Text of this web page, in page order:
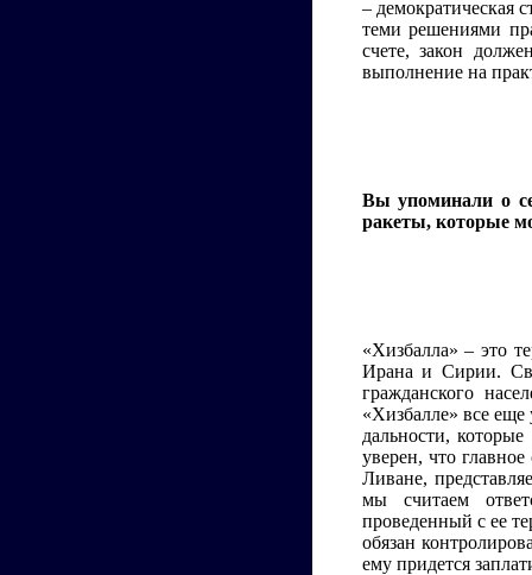
– демократическая
теми решениями
счете, закон
выполнение на
Вы упоминали о
ракеты, которые
«Хизбалла» – это
Ирана и Сирии.
гражданского
«Хизбалле» все еще
дальности,
уверен, что
Ливане,
мы считаем
проведенный с ее
обязан
ему придется